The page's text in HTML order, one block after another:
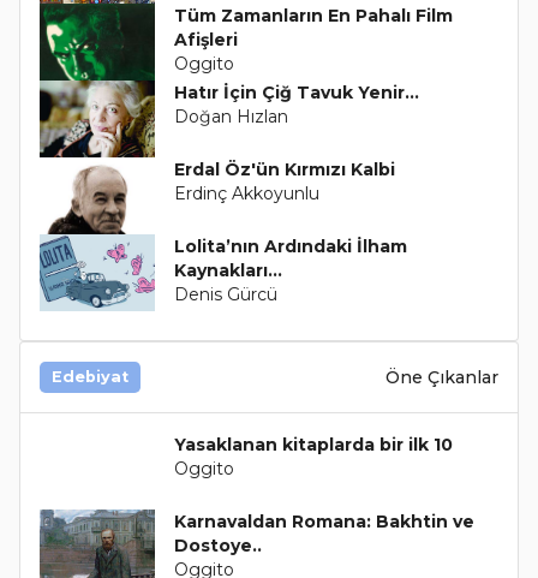
Tüm Zamanların En Pahalı Film
Afişleri
Oggito
Hatır İçin Çiğ Tavuk Yenir…
Doğan Hızlan
Erdal Öz'ün Kırmızı Kalbi
Erdinç Akkoyunlu
Lolita’nın Ardındaki İlham
Kaynakları…
Denis Gürcü
Edebiyat Öne Çıkanlar
Yasaklanan kitaplarda bir ilk 10
Oggito
Karnavaldan Romana: Bakhtin ve
Dostoye..
Oggito